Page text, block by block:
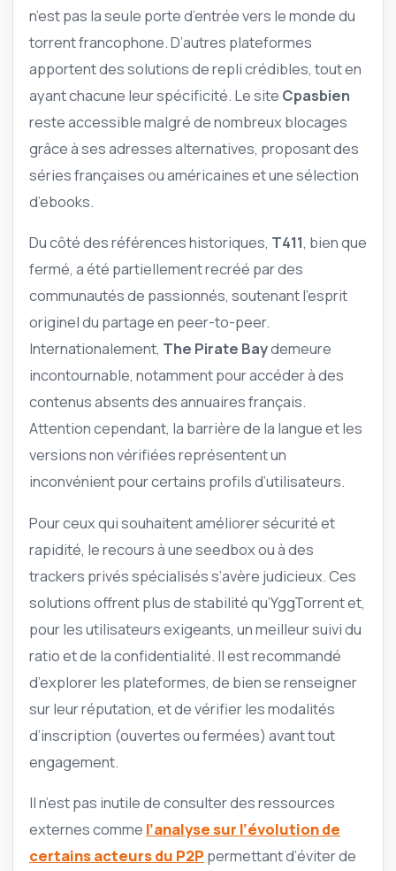
n’est pas la seule porte d’entrée vers le monde du
torrent francophone. D’autres plateformes
apportent des solutions de repli crédibles, tout en
ayant chacune leur spécificité. Le site Cpasbien
reste accessible malgré de nombreux blocages
grâce à ses adresses alternatives, proposant des
séries françaises ou américaines et une sélection
d’ebooks.
Du côté des références historiques, T411, bien que
fermé, a été partiellement recréé par des
communautés de passionnés, soutenant l’esprit
originel du partage en peer-to-peer.
Internationalement, The Pirate Baydemeure
incontournable, notamment pour accéder à des
contenus absents des annuaires français.
Attention cependant, la barrière de la langue et les
versions non vérifiées représentent un
inconvénient pour certains profils d’utilisateurs.
Pour ceux qui souhaitent améliorer sécurité et
rapidité, le recours à une seedbox ou à des
trackers privés spécialisés s’avère judicieux. Ces
solutions offrent plus de stabilité qu’YggTorrent et,
pour les utilisateurs exigeants, un meilleur suivi du
ratio et de la confidentialité. Il est recommandé
d’explorer les plateformes, de bien se renseigner
sur leur réputation, et de vérifier les modalités
d’inscription (ouvertes ou fermées) avant tout
engagement.
Il n’est pas inutile de consulter des ressources
externes comme l’analyse sur l’évolution de
certains acteurs du P2P permettant d’éviter de